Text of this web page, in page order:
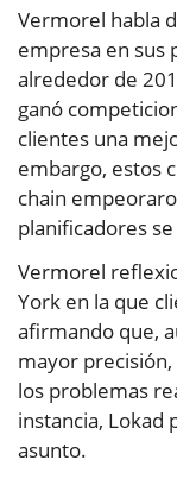
Vermorel habla
empresa en sus
alrededor de
ganó
clientes una
embargo, estos
chain
planificadores
Vermorel
York en la que
afirmando que,
mayor precisión,
los problemas
instancia, Lokad
asunto.